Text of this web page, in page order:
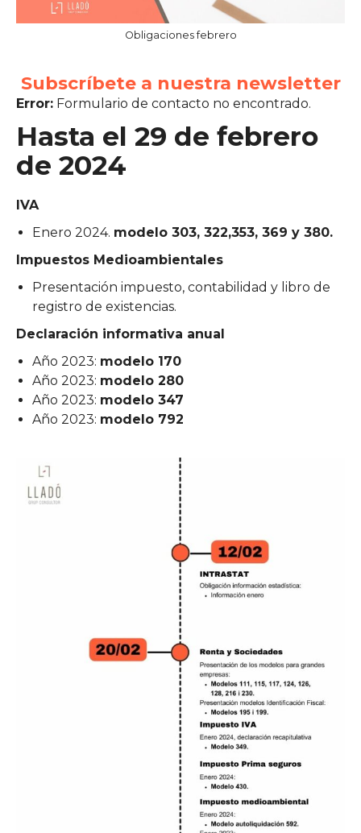
Obligaciones febrero
Subscríbete a nuestra newsletter
Error: Formulario de contacto no encontrado.
Hasta el 29 de febrero
de 2024
IVA
Enero 2024. modelo 303, 322,353, 369 y 380.
Impuestos Medioambientales
Presentación impuesto, contabilidad y libro de
registro de existencias.
Declaración informativa anual
Año 2023: modelo 170
Año 2023: modelo 280
Año 2023: modelo 347
Año 2023: modelo 792